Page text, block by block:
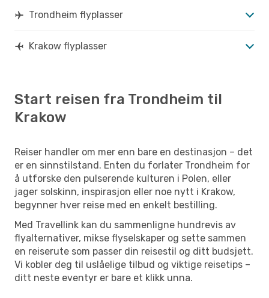
Trondheim flyplasser
Krakow flyplasser
Start reisen fra Trondheim til
Krakow
Reiser handler om mer enn bare en destinasjon – det
er en sinnstilstand. Enten du forlater Trondheim for
å utforske den pulserende kulturen i Polen, eller
jager solskinn, inspirasjon eller noe nytt i Krakow,
begynner hver reise med en enkelt bestilling.
Med Travellink kan du sammenligne hundrevis av
flyalternativer, mikse flyselskaper og sette sammen
en reiserute som passer din reisestil og ditt budsjett.
Vi kobler deg til uslåelige tilbud og viktige reisetips –
ditt neste eventyr er bare et klikk unna.